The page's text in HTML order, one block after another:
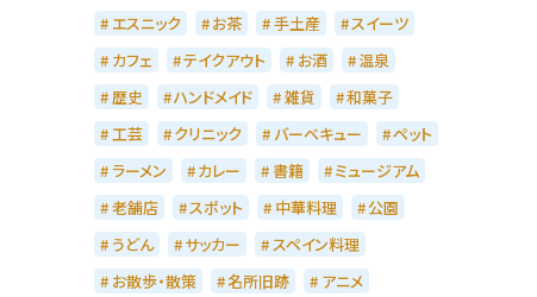
エスニック
お茶 手土産
スイーツ
カフェ
テイクアウト お酒
温泉
歴史
ハンドメイド 雑貨
和菓子
工芸
クリニック バーベキュー
ペット
ラーメン
カレー 書籍
ミュージアム
老舗店
スポット 中華料理
公園
うどん
サッカー
スペイン料理
お散歩・散策
名所旧跡
アニメ